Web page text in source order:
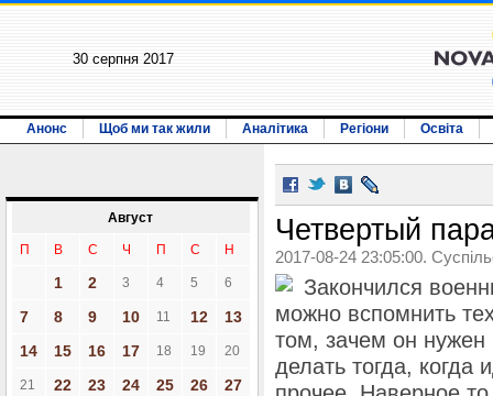
30 серпня 2017
Анонс Щоб ми так жили Аналітика Регіони Освіта
Август
П В С Ч П С Н
1 2 3 4 5 6
7 8 9 10 11 12
13
14
15 16 17 18 19 20
21 22 23 24 25 26
27
Четвертый
2017-08-24 23:05:00.
Закончился
можно вспомнить
том, зачем он
делать тогда, когда